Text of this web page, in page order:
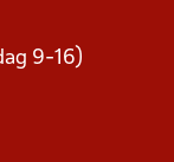
9-16)